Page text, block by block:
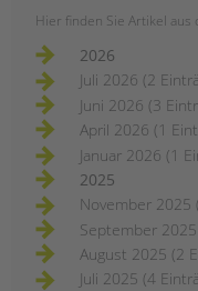
weiterleseneinweihung
des
an
ludwig-
cauer-
grundschule
Drohende
Schließungen von
Einrichtungen in
Kinder- und
Jugendhilfe und
Berliner Bezirk
ERSTELLT
16.01.2024
THEMA
Barbara Brecht-Hadraschek
Hier finden Sie Artikel aus
2026
Juli 2026 (2
Juni 2026 (3
April 2026 (1
Januar 2026 (1
2025
November 2025
September
August 2025 (2
Juli 2025 (4